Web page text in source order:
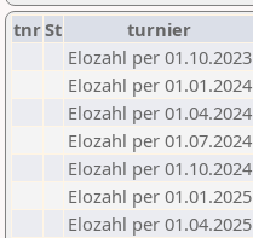
tnrSt turnier
Elozahl per 01.10.2023
Elozahl per 01.01.2024
Elozahl per 01.04.2024
Elozahl per 01.07.2024
Elozahl per 01.10.2024
Elozahl per 01.01.2025
Elozahl per 01.04.2025